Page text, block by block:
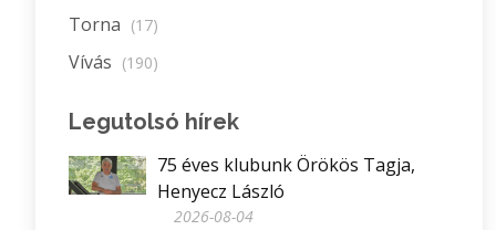
Torna (17)
Vívás (190)
Legutolsó hírek
75 éves klubunk Örökös Tagja,
Henyecz László
2026-08-04